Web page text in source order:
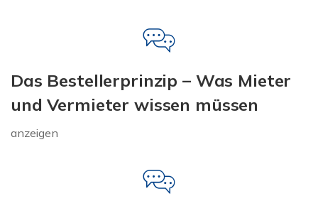
Das Bestellerprinzip – Was Mieter
und Vermieter wissen müssen
anzeigen